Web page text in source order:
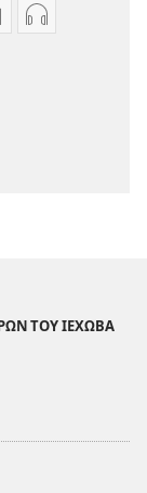
Επιλογές
ΤΟΥ ΙΕΧΩΒΑ